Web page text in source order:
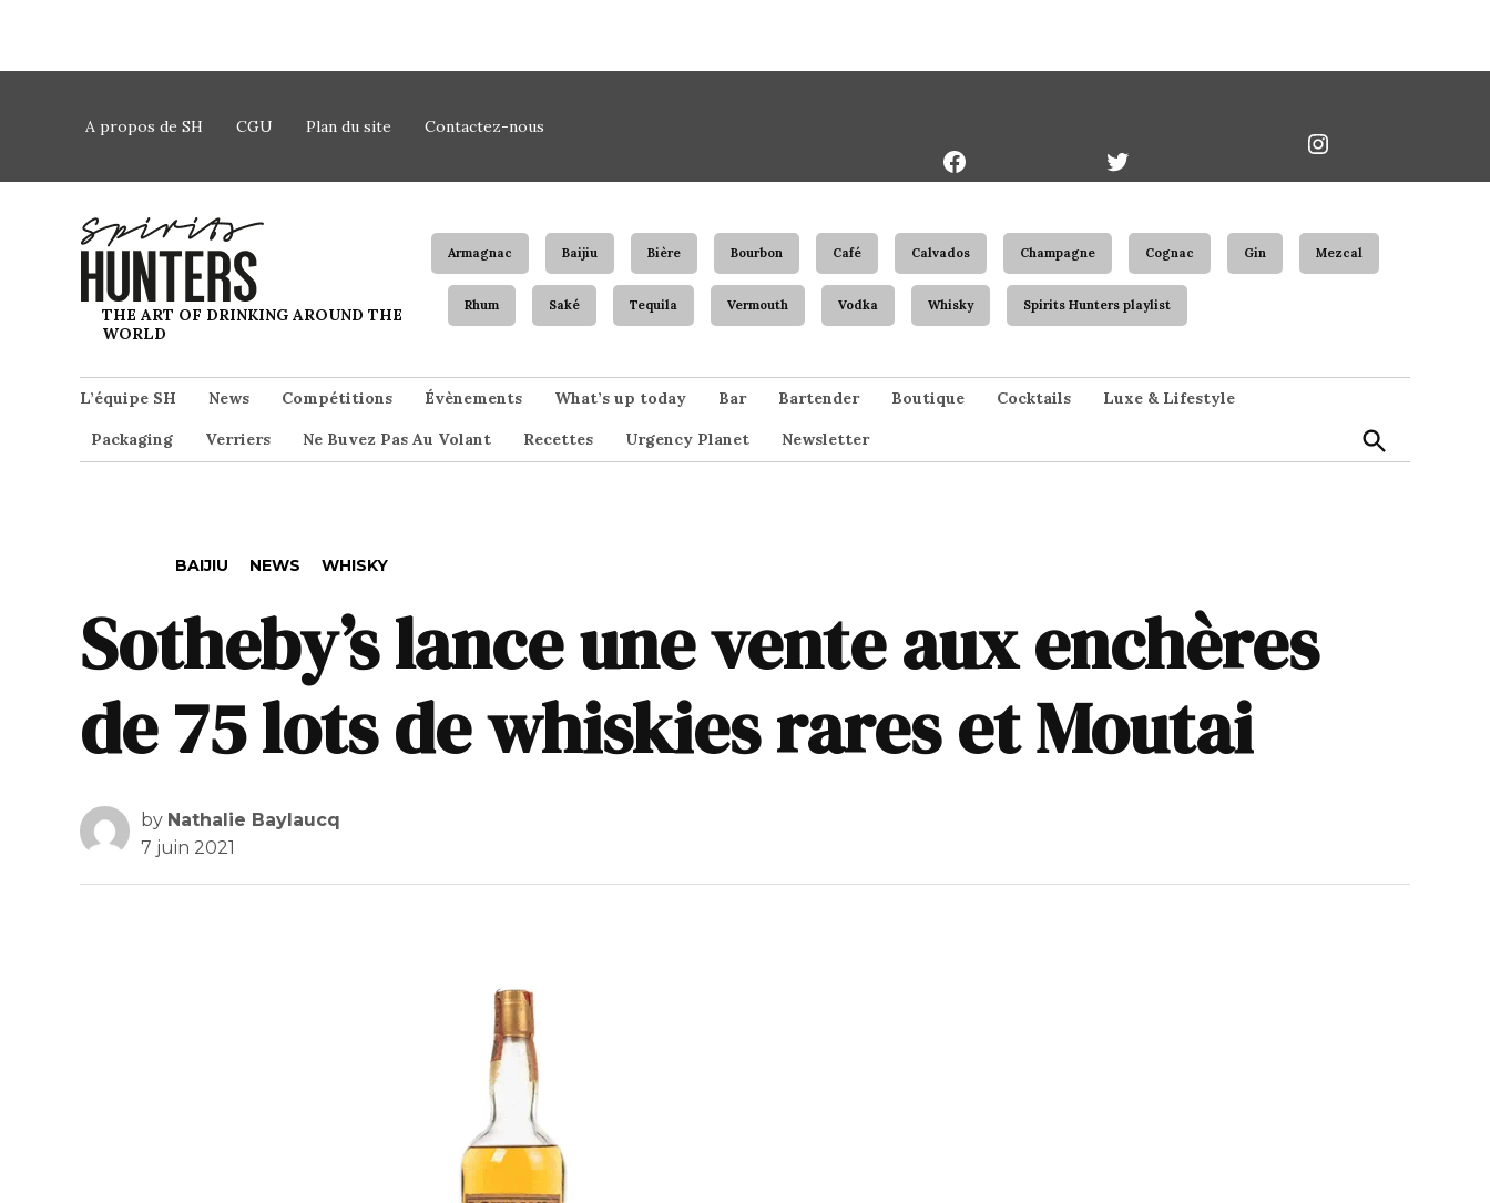
A propos de SH CGU Plan du site Contactez-nous
Spirits Hunters
THE ART OF DRINKING AROUND THE
WORLD
Armagnac Baijiu Bière Bourbon Café Calvados Champagne Cognac Gin Mezcal
Rhum Saké Tequila Vermouth Vodka Whisky Spirits Hunters playlist
L’équipe SH News Compétitions Évènements What’s up today Bar Bartender Boutique Cocktails Luxe & Lifestyle
Packaging Verriers Ne Buvez Pas Au Volant Recettes Urgency Planet Newsletter
BAIJIU NEWS WHISKY
Sotheby’s lance une vente aux enchères
de 75 lots de whiskies rares et Moutai
by Nathalie Baylaucq
7 juin 2021